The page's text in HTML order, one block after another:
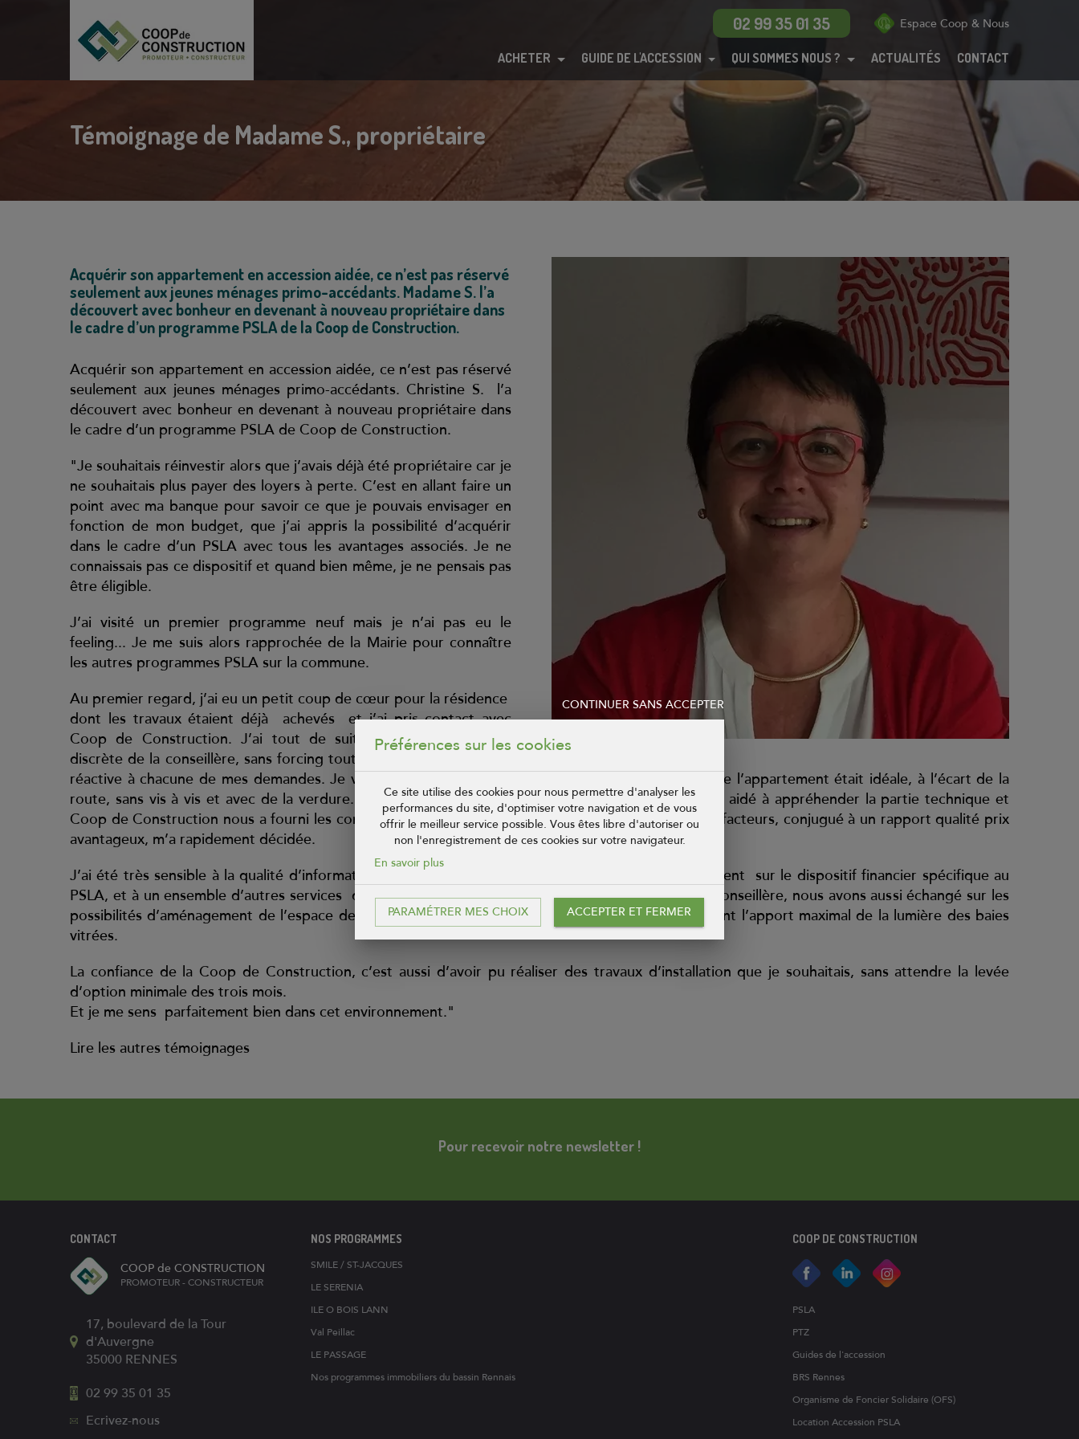
Espace Coop & Nous
02 99 35 01 35
ACHETER GUIDE DE L'ACCESSION QUI SOMMES NOUS ? ACTUALITÉS CONTACT
Témoignage de Madame S., propriétaire
Acquérir son appartement en accession aidée, ce n’est pas réservé
seulement aux jeunes ménages primo-accédants. Madame S. l’a
découvert avec bonheur en devenant à nouveau propriétaire dans
le cadre d’un programme PSLA de la Coop de Construction.
Acquérir son appartement en accession aidée, ce n’est pas réservé
seulement aux jeunes ménages primo-accédants. Christine S. l’a
découvert avec bonheur en devenant à nouveau propriétaire dans
le cadre d’un programme PSLA de Coop de Construction.
"Je souhaitais réinvestir alors que j’avais déjà été propriétaire car je
ne souhaitais plus payer des loyers à perte. C’est en allant faire un
point avec ma banque pour savoir ce que je pouvais envisager en
fonction de mon budget, que j’ai appris la possibilité d’acquérir
dans le cadre d’un PSLA avec tous les avantages associés. Je ne
connaissais pas ce dispositif et quand bien même, je ne pensais pas
être éligible.
J’ai visité un premier programme neuf mais je n’ai pas eu le
feeling... Je me suis alors rapprochée de la Mairie pour connaître
les autres programmes PSLA sur la commune.
Au premier regard, j’ai eu un petit coup de cœur pour la résidence
dont les travaux étaient déjà achevés et j’ai pris contact avec
Coop de Construction. J’ai tout de suite apprécié l’approche
discrète de la conseillère, sans forcing tout en restant attentive et
réactive à chacune de mes demandes. Je voulais prendre ma décision sereinement. La situation de l’appartement était idéale, à l’écart de la
route, sans vis à vis et avec de la verdure. Pour conforter mon choix, un ami maître d’œuvre m’a aidé à appréhender la partie technique et
Coop de Construction nous a fourni les compléments d’informations demandés. Cet ensemble de facteurs, conjugué à un rapport qualité prix
avantageux, m’a rapidement décidée.
J’ai été très sensible à la qualité d’information et de conseil de la Coop de Construction, notamment sur le dispositif financier spécifique au
PSLA, et à un ensemble d’autres services que je ne mesurais pas forcément au départ. Avec ma conseillère, nous avons aussi échangé sur les
possibilités d’aménagement de l’espace de vie et j’ai pu tirer le meilleur parti du volume en gardant l’apport maximal de la lumière des baies
vitrées.
La confiance de la Coop de Construction, c’est aussi d’avoir pu réaliser des travaux d’installation que je souhaitais, sans attendre la levée
d’option minimale des trois mois.
Et je me sens parfaitement bien dans cet environnement."
Lire les autres témoignages
Pour recevoir notre newsletter !
CONTACT
COOP de CONSTRUCTION
PROMOTEUR - CONSTRUCTEUR
17, boulevard de la Tour
d'Auvergne
35000 RENNES
02 99 35 01 35
Ecrivez-nous
NOS PROGRAMMES
SMILE / ST-JACQUES
LE SERENIA
ILE O BOIS LANN
Val Peillac
LE PASSAGE
Nos programmes immobiliers du bassin Rennais
COOP DE CONSTRUCTION
PSLA
PTZ
Guides de l'accession
BRS Rennes
Organisme de Foncier Solidaire (OFS)
Location Accession PSLA
Menu
Appartements
Coop de
construction
Technicoop
Actualités
Contact
CONTINUER SANS ACCEPTER
Préférences sur les cookies
Ce site utilise des cookies pour nous permettre d'analyser les
performances du site, d'optimiser votre navigation et de vous
offrir le meilleur service possible. Vous êtes libre d'autoriser ou
non l'enregistrement de ces cookies sur votre navigateur.
En savoir plus
PARAMÉTRER MES CHOIX ACCEPTER ET FERMER